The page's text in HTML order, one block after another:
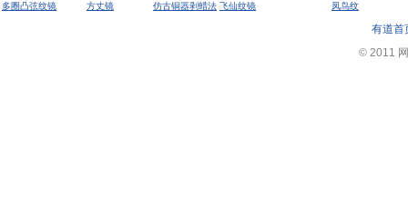
多圈凸弦纹镜
方丈镜 仿古铜器剥蜡法 飞仙纹镜 凤鸟纹
有道首
© 2011